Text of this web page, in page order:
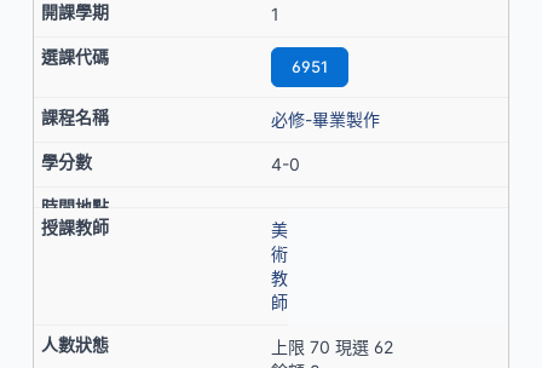
1
6951
必修-畢業製作
4-0
美
術
教
師
上限 70 現選 62